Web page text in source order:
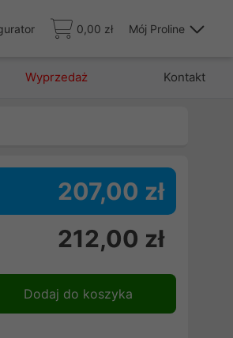
0,00 zł Mój Proline
Wyprzedaż Kontakt
207,00 zł
212,00 zł
Dodaj do koszyka